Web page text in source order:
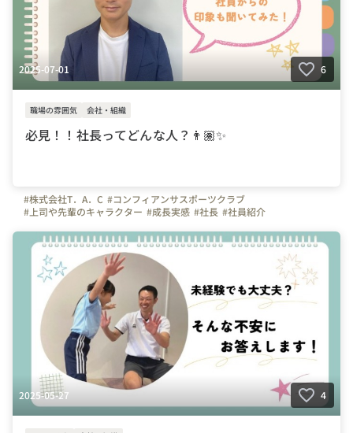
2025-07-01 6
職場の雰囲気 会社・組織
必見！！社長ってどんな人？👨🏽✨
#株式会社T．A．C #コンフィアンサスポーツクラブ
#上司や先輩のキャラクター #成長実感 #社長 #社員紹介
#群馬県 #川口市 #さいたま市 #幼児体育
#体操の先生
#インストラクター #体操教室 #体操 #サッカー
#スポーツ
#スポーツインストラクター
#未経験
2025-05-27 4